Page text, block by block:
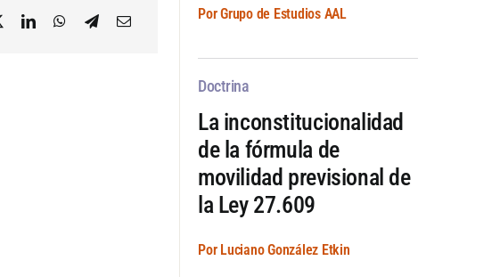
Por Grupo de Estudios AAL
Doctrina
La inconstitucionalidad
de la fórmula de
movilidad previsional de
la Ley 27.609
Por Luciano González Etkin